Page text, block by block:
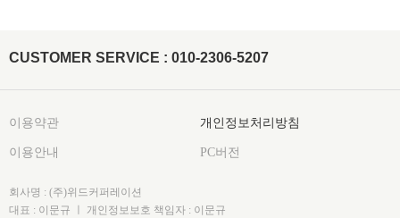
CUSTOMER SERVICE : 010-2306-5207
이용약관 개인정보처리방침
이용안내 PC버전
회사명 : (주)위드커퍼레이션
대표 : 이문규 ㅣ 개인정보보호 책임자 : 이문규